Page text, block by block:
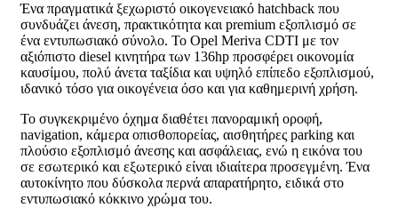
Ένα πραγματικά ξεχωριστό οικογενειακό hatchback που
συνδυάζει άνεση, πρακτικότητα και premium εξοπλισμό σε
ένα εντυπωσιακό σύνολο. Το Opel Meriva CDTI με τον
αξιόπιστο diesel κινητήρα των 136hp προσφέρει οικονομία
καυσίμου, πολύ άνετα ταξίδια και υψηλό επίπεδο εξοπλισμού,
ιδανικό τόσο για οικογένεια όσο και για καθημερινή χρήση.
Το συγκεκριμένο όχημα διαθέτει πανοραμική οροφή,
navigation, κάμερα οπισθοπορείας, αισθητήρες parking και
πλούσιο εξοπλισμό άνεσης και ασφάλειας, ενώ η εικόνα του
σε εσωτερικό και εξωτερικό είναι ιδιαίτερα προσεγμένη. Ένα
αυτοκίνητο που δύσκολα περνά απαρατήρητο, ειδικά στο
εντυπωσιακό κόκκινο χρώμα του.